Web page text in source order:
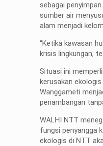
sebagai
sumber air
alam menjadi
“Ketika kawasan
krisis lingkungan,
Situasi ini
kerusakan
Wanggameti
penambangan
WALHI NTT
fungsi penyangga
ekologis di NTT